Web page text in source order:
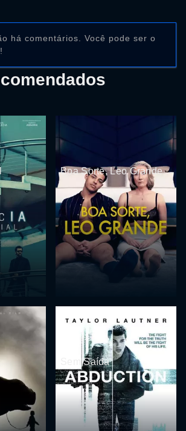
há comentários. Você pode ser o
Boa Sorte, Leo Grande
Sem Saída